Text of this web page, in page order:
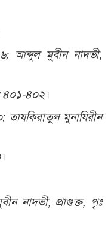
আব্দুল মুবীন নাদভী,
৪০১-৪০২ ।
তাযকিরাতুল মুনাযিরীন
।
নাদভী, প্রাগুক্ত, পৃঃ